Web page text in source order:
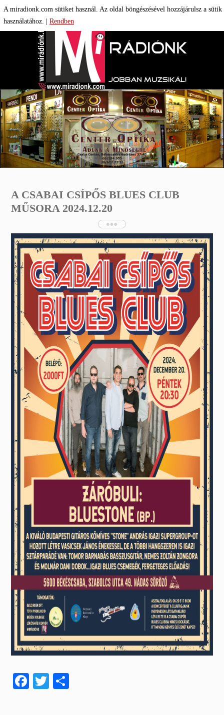

A CSABAI CSÍPŐS BLUES CLUB
MŰSORA 2024.12.20
Facebook
Twitter
A miradionk.com sütiket használ. Az oldal böngészésével hozzájárulsz a sütik
használatához.
Rendben